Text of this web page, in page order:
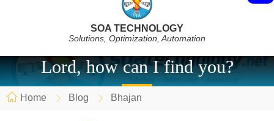
SOA TECHNOLOGY
Solutions, Optimization, Automation
Lord, how can I find you?
Home Blog Bhajan